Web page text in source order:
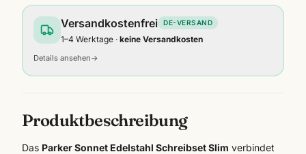
Versandkostenfrei DE-VERSAND
1–4 Werktage · keine Versandkosten
Details ansehen→
Produktbeschreibung
Das Parker Sonnet Edelstahl Schreibset Slim verbindet